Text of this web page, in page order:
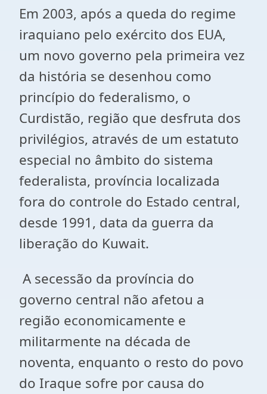
Em 2003, após a queda do regime
iraquiano pelo exército dos EUA,
um novo governo pela primeira vez
da história se desenhou como
princípio do federalismo, o
Curdistão, região que desfruta dos
privilégios, através de um estatuto
especial no âmbito do sistema
federalista, província localizada
fora do controle do Estado central,
desde 1991, data da guerra da
liberação do Kuwait.
A secessão da província do
governo central não afetou a
região economicamente e
militarmente na década de
noventa, enquanto o resto do povo
do Iraque sofre por causa do